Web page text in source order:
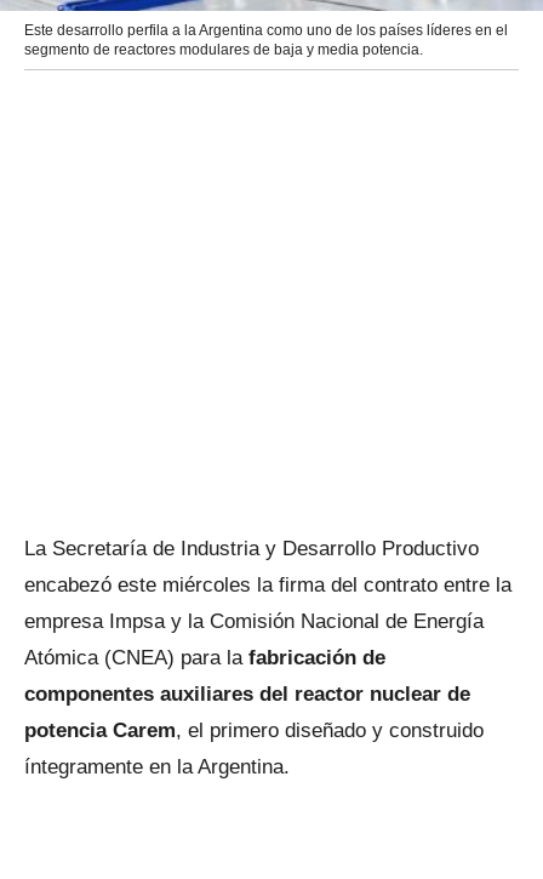
Este desarrollo perfila a la Argentina como uno de los países líderes en el
segmento de reactores modulares de baja y media potencia.
La Secretaría de Industria y Desarrollo Productivo
encabezó este miércoles la firma del contrato entre la
empresa Impsa y la Comisión Nacional de Energía
Atómica (CNEA) para la fabricación de
componentes auxiliares del reactor nuclear de
potencia Carem, el primero diseñado y construido
íntegramente en la Argentina.